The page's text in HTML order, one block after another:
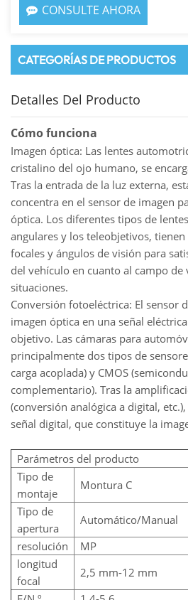
CONSULTE AHORA
CATEGORÍAS DE PRODUCTOS
Detalles Del Producto
Cómo funciona
Imagen óptica: Las lentes
cristalino del ojo humano, se
Tras la entrada de la luz externa,
concentra en el sensor de imagen
óptica. Los diferentes tipos de
angulares y los teleobjetivos,
focales y ángulos de visión para
del vehículo en cuanto al campo de
situaciones.
Conversión fotoeléctrica: El sensor
imagen óptica en una señal
objetivo. Las cámaras para
principalmente dos tipos de
carga acoplada) y CMOS
complementario). Tras la
(conversión analógica a digital,
señal digital, que constituye la
Parámetros del producto
Tipo de
montaje
Montura C
Tipo de
apertura
Automático/Manual
resolución
MP
longitud
focal
2,5 mm-12 mm